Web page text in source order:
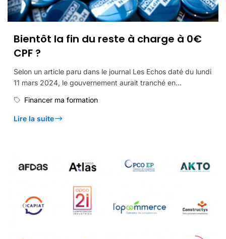
Bientôt la fin du reste à charge à 0€
CPF ?
Selon un article paru dans le journal Les Echos daté du lundi
11 mars 2024, le gouvernement aurait tranché en...
Financer ma formation
Lire la suite